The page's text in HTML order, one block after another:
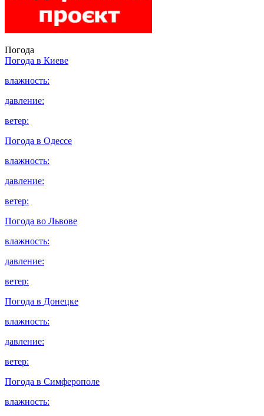
Погода
Погода в Киеве
влажность:
давление:
ветер:
Погода в Одессе
влажность:
давление:
ветер:
Погода во Львове
влажность:
давление:
ветер:
Погода в Донецке
влажность:
давление:
ветер:
Погода в Симферополе
влажность: